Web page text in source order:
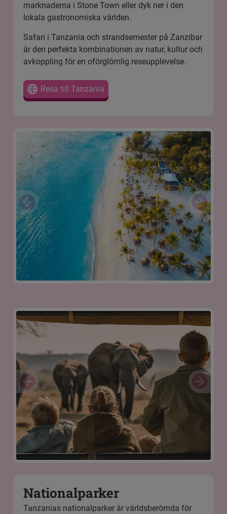
marknaderna i Stone Town eller dyk ner i den
lokala gastronomiska världen.
Safari i Tanzania och strandsemester på Zanzibar
är den perfekta kombinationen av natur, kultur och
avkoppling för en oförglömlig reseupplevelse.
Resa till Tanzania
Nationalparker
Tanzanias nationalparker är världsberömda för